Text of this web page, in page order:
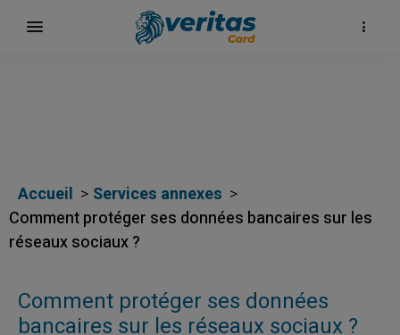
Accueil
Services annexes
Comment protéger ses données bancaires sur les
réseaux sociaux ?
Comment protéger ses données
bancaires sur les réseaux sociaux ?